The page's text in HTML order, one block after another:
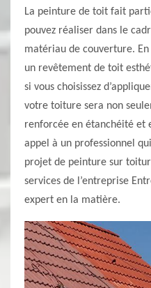
La peinture de toit fait
pouvez réaliser dans le
matériau de couverture.
un revêtement de toit
si vous choisissez
votre toiture sera non
renforcée en étanchéité et
appel à un professionnel
projet de peinture sur
services de l’entreprise
expert en la matière.